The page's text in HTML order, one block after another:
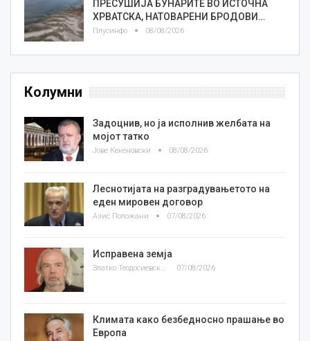
ПРЕСУШИЈА БУНАРИТЕ ВО ИСТОЧНА
ХРВАТСКА, НАТОВАРЕНИ БРОДОВИ…
Плусинфо 08/08/2026
Колумни
Задоцнив, но ја исполнив желбата на
мојот татко
Јове Кекеновски 08/08/2026
Леснотијата на разградувањетото на
еден мировен договор
Азис Положани 07/08/2026
Исправена земја
Златко Теодосиевски 07/08/2026
Климата како безбедносно прашање во
Европа